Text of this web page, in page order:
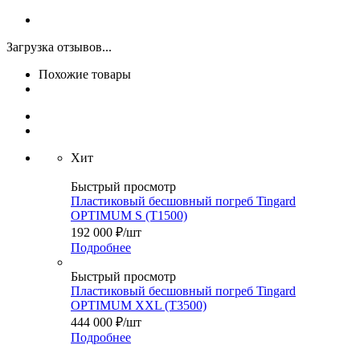
Загрузка отзывов...
Похожие товары
Хит
Быстрый просмотр
Пластиковый бесшовный погреб Tingard
OPTIMUM S (Т1500)
192 000 ₽/шт
Подробнее
Быстрый просмотр
Пластиковый бесшовный погреб Tingard
OPTIMUM XXL (Т3500)
444 000 ₽/шт
Подробнее